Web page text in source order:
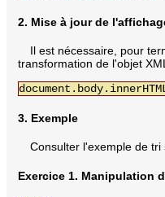
2. Mise à jour de
Il est nécessaire, pour
transformation de l'objet
3. Exemple
Consulter l'exemple de
Exercice 1. Manipulation